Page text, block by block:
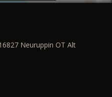
Neuruppin OT Alt